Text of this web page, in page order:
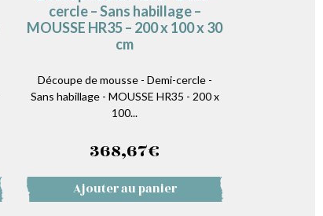
cercle – Sans habillage –
MOUSSE HR35 – 200 x 100 x 30
cm
Découpe de mousse - Demi-cercle -
Sans habillage - MOUSSE HR35 - 200 x
100...
368,67€
Ajouter au panier